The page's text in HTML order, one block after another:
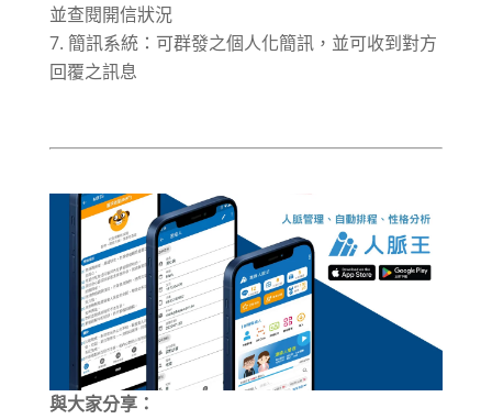
並查閱開信狀況
簡訊系統：可群發之個人化簡訊，並可收到對方
回覆之訊息
與大家分享：